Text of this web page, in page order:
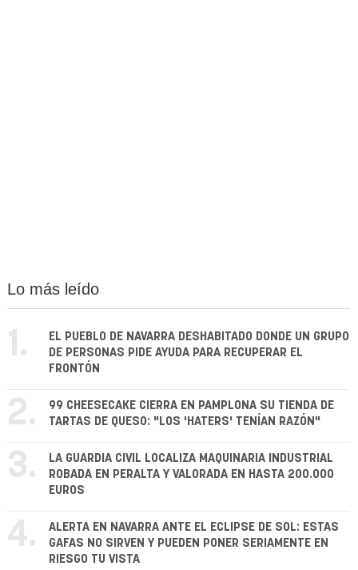
Lo más leído
1.
EL PUEBLO DE NAVARRA DESHABITADO DONDE UN GRUPO
DE PERSONAS PIDE AYUDA PARA RECUPERAR EL
FRONTÓN
2.
99 CHEESECAKE CIERRA EN PAMPLONA SU TIENDA DE
TARTAS DE QUESO: "LOS 'HATERS' TENÍAN RAZÓN"
3.
LA GUARDIA CIVIL LOCALIZA MAQUINARIA INDUSTRIAL
ROBADA EN PERALTA Y VALORADA EN HASTA 200.000
EUROS
4.
ALERTA EN NAVARRA ANTE EL ECLIPSE DE SOL: ESTAS
GAFAS NO SIRVEN Y PUEDEN PONER SERIAMENTE EN
RIESGO TU VISTA